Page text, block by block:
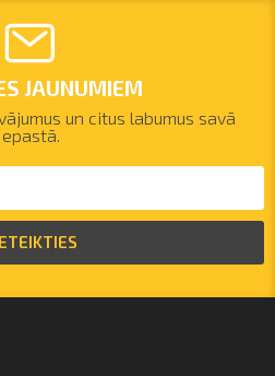
JAUNUMIEM
un citus labumus savā
epastā.